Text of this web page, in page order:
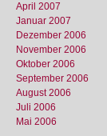
April 2007
Januar 2007
Dezember 2006
November 2006
Oktober 2006
September 2006
August 2006
Juli 2006
Mai 2006